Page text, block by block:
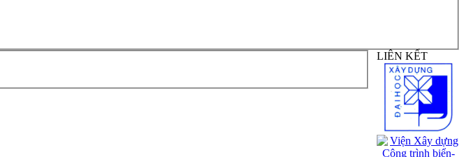
LIÊN KẾT